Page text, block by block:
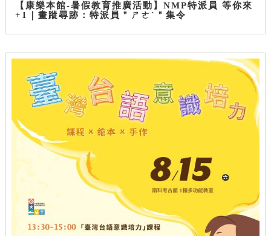
【康樂本館-暑假教育推廣活動】NMP特派員 等你來
+1｜畫蹤尋跡：特派員＂ㄕㄜˋ＂集令